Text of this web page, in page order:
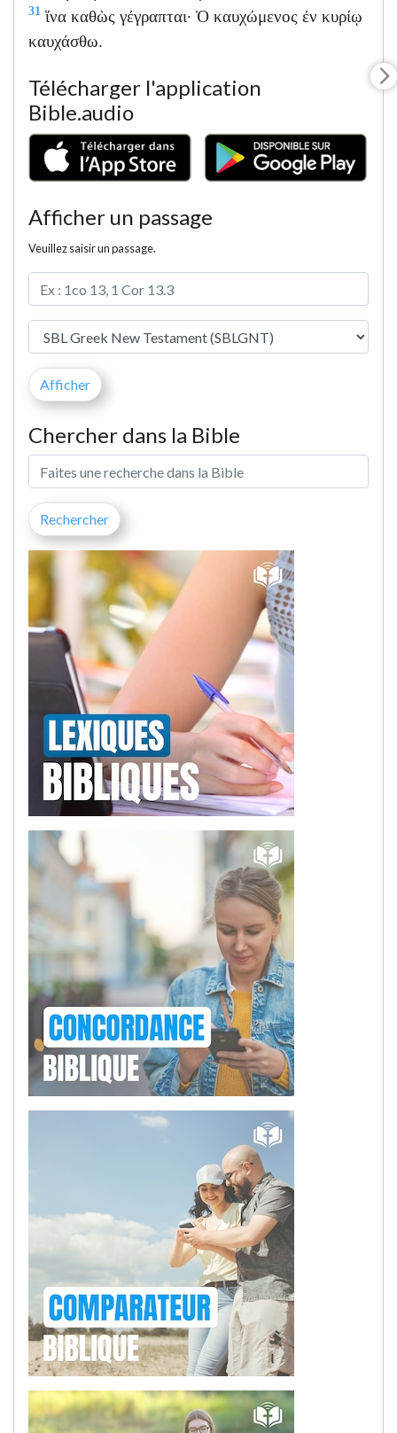
31 ἵνα καθὼς γέγραπται· Ὁ καυχώμενος ἐν κυρίῳ
καυχάσθω.
Télécharger l'application
Bible.audio
Afficher un passage
Veuillez saisir un passage.
Chercher dans la Bible